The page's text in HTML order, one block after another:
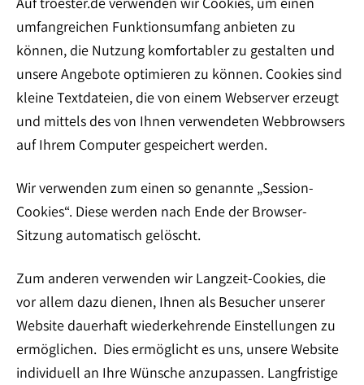
umfangreichen Funktionsumfang anbieten zu
können, die Nutzung komfortabler zu gestalten und
unsere Angebote optimieren zu können. Cookies sind
kleine Textdateien, die von einem Webserver erzeugt
und mittels des von Ihnen verwendeten Webbrowsers
auf Ihrem Computer gespeichert werden.
Wir verwenden zum einen so genannte „Session-
Cookies“. Diese werden nach Ende der Browser-
Sitzung automatisch gelöscht.
Zum anderen verwenden wir Langzeit-Cookies, die
vor allem dazu dienen, Ihnen als Besucher unserer
Website dauerhaft wiederkehrende Einstellungen zu
ermöglichen. Dies ermöglicht es uns, unsere Website
individuell an Ihre Wünsche anzupassen. Langfristige